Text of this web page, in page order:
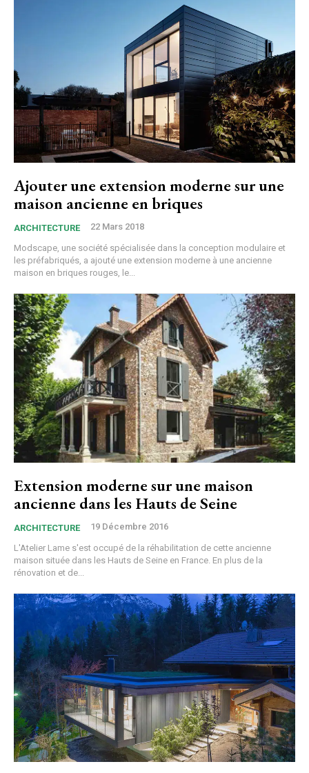
Ajouter une extension moderne sur une
maison ancienne en briques
ARCHITECTURE 22 Mars 2018
Modscape, une société spécialisée dans la conception modulaire et
les préfabriqués, a ajouté une extension moderne à une ancienne
maison en briques rouges, le...
Extension moderne sur une maison
ancienne dans les Hauts de Seine
ARCHITECTURE 19 Décembre 2016
L'Atelier Lame s'est occupé de la réhabilitation de cette ancienne
maison située dans les Hauts de Seine en France. En plus de la
rénovation et de...